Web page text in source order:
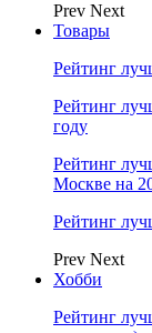
Prev Next
Товары
Рейтинг
Рейтинг
году
Рейтинг
Москве на
Рейтинг
Prev Next
Хобби
Рейтинг